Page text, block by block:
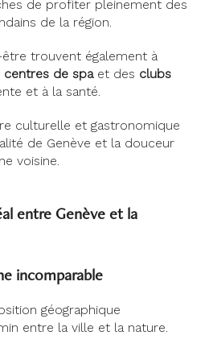
de profiter pleinement des
de la région.
trouvent également à
centres de spaet des clubs
et à la santé.
culturelle et gastronomique
de Genève et la douceur
voisine.
entre Genève et la
incomparable
géographique
entre la ville et la nature.